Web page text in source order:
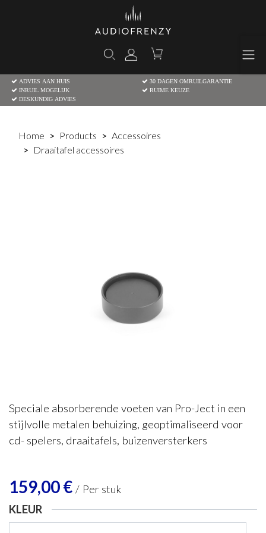
ADVIES AAN HUIS
30 DAGEN OMRUILGARANTIE
INRUIL MOGELIJK
RUIME KEUZE
DESKUNDIG ADVIES
Home Products
Accessoires
Draaitafel accessoires
Speciale absorberende voeten van Pro-Ject in een
stijlvolle metalen behuizing, geoptimaliseerd voor
cd- spelers, draaitafels, buizenversterkers
159,00€ / Per stuk
KLEUR